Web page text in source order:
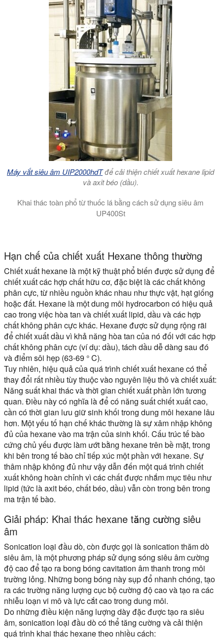
Máy vắt siêu âm UIP2000hdTđể cải thiện chiết xuất hexane lipid
và axit béo (dầu).
Khai thác toàn phổ từ thuốc lá bằng cách sử dụng siêu âm
UP400St
Hạn chế của chiết xuất Hexane thông thường
Chiết xuất hexane là một kỹ thuật phổ biến được sử dụng để
chiết xuất các hợp chất hữu cơ, đặc biệt là các chất không
phân cực, từ nhiều nguồn khác nhau như thực vật, hạt giống
hoặc đất. Hexane là một dung môi hydrocarbon có hiệu quả
cao trong việc hòa tan và chiết xuất lipid, dầu và các hợp
chất không phân cực khác. Hexane được sử dụng rộng rãi
để chiết xuất dầu vì khả năng hòa tan của nó đối với các hợp
chất không phân cực (ví dụ: dầu), tách dầu dễ dàng sau đó
và điểm sôi hẹp (63-69 ° C).
Tuy nhiên, hiệu quả của quá trình chiết xuất hexane có thể
thay đổi rất nhiều tùy thuộc vào nguyên liệu thô và chiết xuất:
Năng suất khai thác và thời gian chiết xuất phần lớn tương
quan. Điều này có nghĩa là để có năng suất chiết xuất cao,
cần có thời gian lưu giữ sinh khối trong dung môi hexane lâu
hơn. Một yếu tố hạn chế khác thường là sự xâm nhập không
đủ của hexane vào ma trận của sinh khối. Cấu trúc tế bào
cứng chủ yếu được làm ướt bằng hexane trên bề mặt, trong
khi bên trong tế bào chỉ tiếp xúc một phần với hexane. Sự
thâm nhập không đủ như vậy dẫn đến một quá trình chiết
xuất không hoàn chỉnh vì các chất được nhắm mục tiêu như
lipid (tức là axit béo, chất béo, dầu) vẫn còn trong bên trong
ma trận tế bào.
Giải pháp: Khai thác hexane tăng cường siêu
âm
Sonication loại đầu dò, còn được gọi là sonication thăm dò
siêu âm, là một phương pháp sử dụng sóng siêu âm cường
độ cao để tạo ra bong bóng cavitation âm thanh trong môi
trường lỏng. Những bong bóng này sụp đổ nhanh chóng, tạo
ra các trường năng lượng cục bộ cường độ cao và tạo ra các
nhiễu loạn vi mô và lực cắt cao trong dung môi.
Do những điều kiện năng lượng dày đặc được tạo ra siêu
âm, sonication loại đầu dò có thể tăng cường và cải thiện
quá trình khai thác hexane theo nhiều cách: